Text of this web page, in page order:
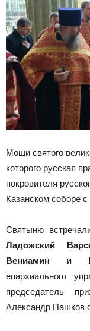
Мощи святого
которого русская
покровителя
Казанском соборе
Святыню
Ладожский
Вениамин и
епархиального
председатель
Александр Пашков